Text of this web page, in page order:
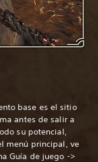
base es el sitio
antes de salir a
su potencial,
menú principal, ve
Guía de juego ->